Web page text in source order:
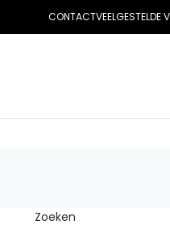
CONTACTVEELGESTELDE
Zoeken